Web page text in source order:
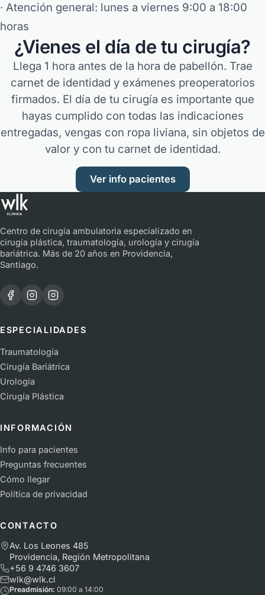
· Atención general: lunes a viernes 9:00 a 18:00
horas
¿Vienes el día de tu cirugía?
Llega 1 hora antes de la hora de pabellón. Trae
carnet de identidad y exámenes preoperatorios
firmados. El día de tu cirugía es importante que
hayas cumplido con todas las indicaciones
entregadas, vengas con ropa liviana, sin objetos de
valor y con tu carnet de identidad.
Ver info pacientes
Centro de cirugía ambulatoria especializado en
cirugía plástica, traumatología, urología y cirugía
bariátrica. Más de 20 años en Providencia,
Santiago.
Facebook · Clínica WLK
Instagram · Clínica WLK
Instagram · Dr. Pablo Contreras
ESPECIALIDADES
Traumatología
Cirugía Bariátrica
Urología
Cirugía Plástica
INFORMACIÓN
Info para pacientes
Preguntas frecuentes
Cómo llegar
Política de privacidad
CONTACTO
Av. Los Leones 485
Providencia, Región Metropolitana
+56 9 4746 3607
wlk@wlk.cl
Preadmisión: 09:00 a 14:00